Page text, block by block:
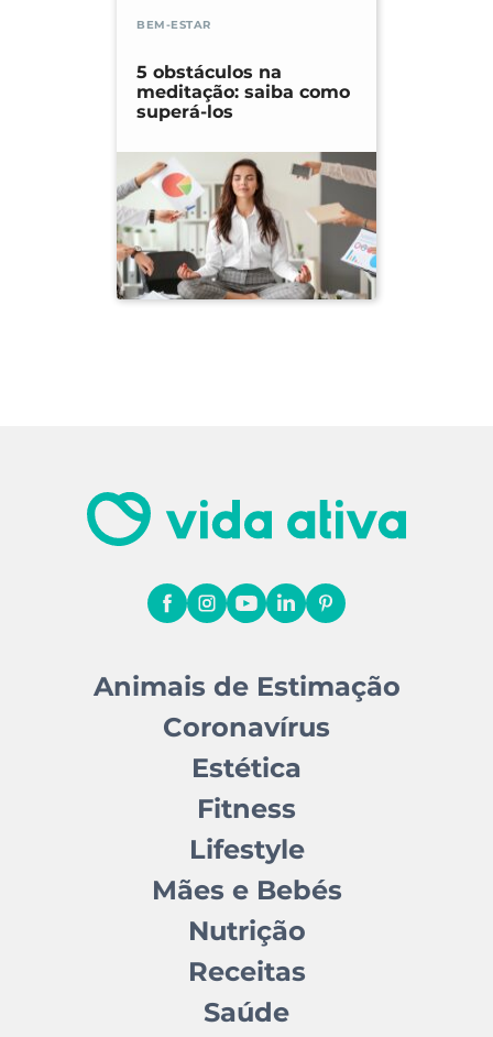
BEM-ESTAR
5 obstáculos na
meditação: saiba como
superá-los
Animais de Estimação
Coronavírus
Estética
Fitness
Lifestyle
Mães e Bebés
Nutrição
Receitas
Saúde